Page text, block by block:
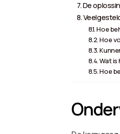
De
Hoe
Hoe
Wat
Hoe